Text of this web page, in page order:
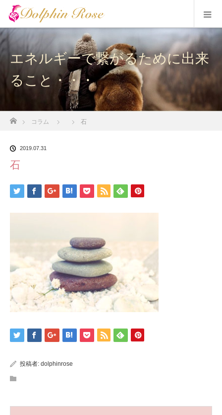
エネルギーで繋がるために出来
ること・・・
コラム 石
2019.07.31
石
投稿者: dolphinrose